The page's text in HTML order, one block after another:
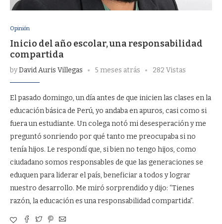
Opinión
Inicio del año escolar, una responsabilidad
compartida
byDavid Auris Villegas 5 meses atrás 282 Vistas
El pasado domingo, un día antes de que inicien las clases en la
educación básica de Perú, yo andaba en apuros, casi como si
fuera un estudiante. Un colega notó mi desesperación y me
preguntó sonriendo por qué tanto me preocupaba si no
tenía hijos. Le respondí que, si bien no tengo hijos, como
ciudadano somos responsables de que las generaciones se
eduquen para liderar el país, beneficiar a todos y lograr
nuestro desarrollo. Me miró sorprendido y dijo: “Tienes
razón, la educación es una responsabilidad compartida”.